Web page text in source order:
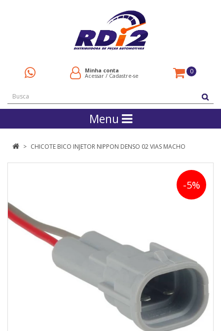
Minha conta
Acessar / Cadastre-se
0
Menu
CHICOTE BICO INJETOR NIPPON DENSO 02 VIAS MACHO
-5%